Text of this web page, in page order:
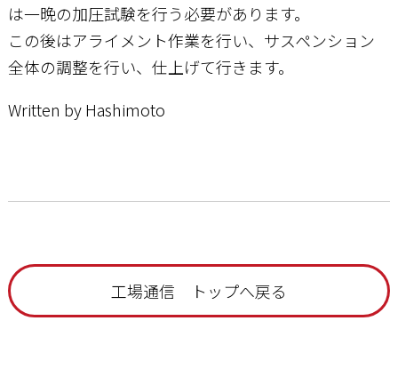
は一晩の加圧試験を行う必要があります。
この後はアライメント作業を行い、サスペンション
全体の調整を行い、仕上げて行きます。
Written by Hashimoto
工場通信 トップへ戻る